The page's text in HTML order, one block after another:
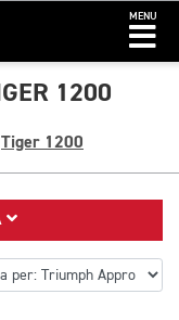
MENU
1200
Tiger 1200